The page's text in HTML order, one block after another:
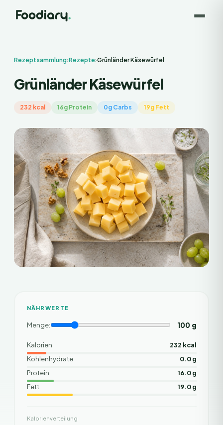
Rezeptsammlung›Rezepte›Grünländer Käsewürfel
Grünländer Käsewürfel
232 kcal 16g Protein 0g Carbs 19g Fett
NÄHRWERTE
Menge: 100g
Kalorien
232 kcal
Kohlenhydrate
0.0 g
Protein
16.0 g
Fett
19.0 g
Kalorienverteilung